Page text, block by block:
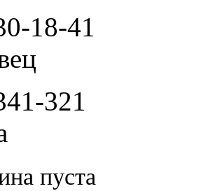
18-41
321
пуста